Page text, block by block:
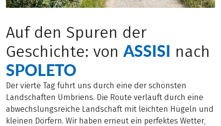
Auf den Spuren der
Geschichte: vonASSISI nach
SPOLETO
Der vierte Tag führt uns durch eine der schönsten
Landschaften Umbriens. Die Route verläuft durch eine
abwechslungsreiche Landschaft mit leichten Hügeln und
kleinen Dörfern. Wir haben erneut ein perfektes Wetter,